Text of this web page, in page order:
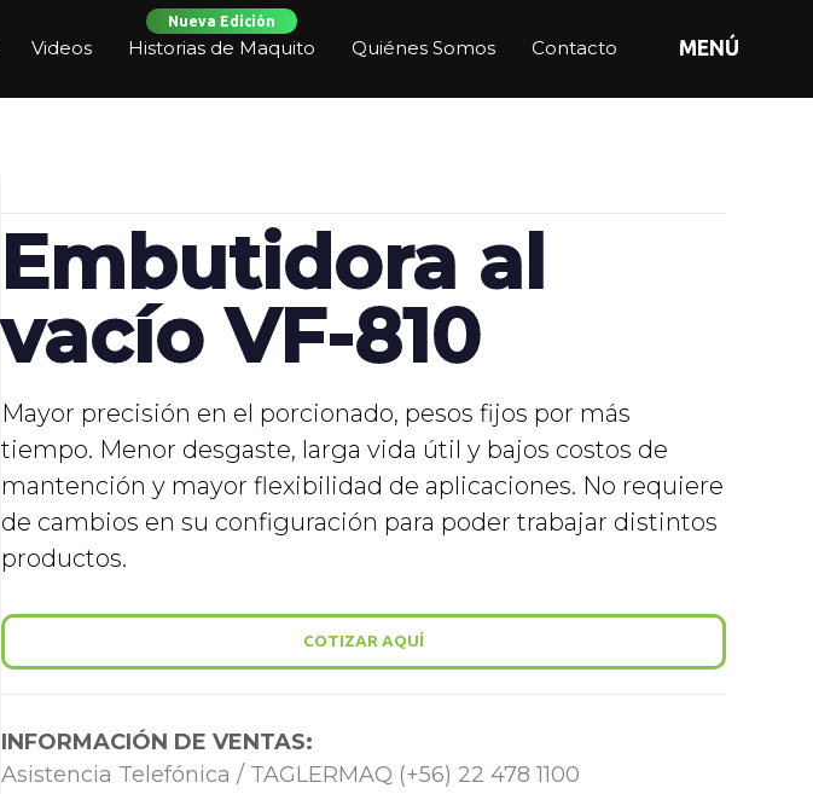
Videos
Nueva Edición
Historias de Maquito Quiénes Somos Contacto MENÚ
Embutidora al
vacío VF-810
Mayor precisión en el porcionado, pesos fijos por más
tiempo. Menor desgaste, larga vida útil y bajos costos de
mantención y mayor flexibilidad de aplicaciones. No requiere
de cambios en su configuración para poder trabajar distintos
productos.
COTIZAR AQUÍ
INFORMACIÓN DE VENTAS:
Asistencia Telefónica / TAGLERMAQ (+56) 22 478 1100